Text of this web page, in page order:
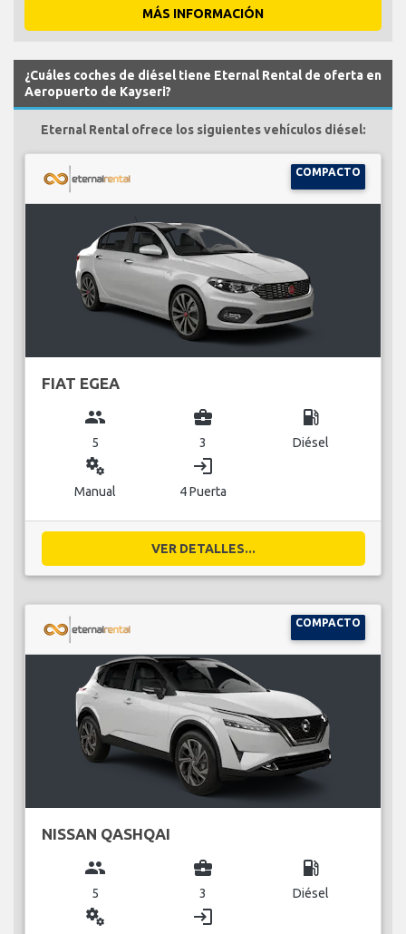
MÁS INFORMACIÓN
¿Cuáles coches de diésel tiene Eternal Rental de oferta en
Aeropuerto de Kayseri?
Eternal Rental ofrece los siguientes vehículos diésel:
COMPACTO
FIAT EGEA
group
5
business_center
3
local_gas_station
Diésel
miscellaneous_services
Manual
login
4 Puerta
VER DETALLES...
COMPACTO
NISSAN QASHQAI
group
5
business_center
3
local_gas_station
Diésel
miscellaneous_services login